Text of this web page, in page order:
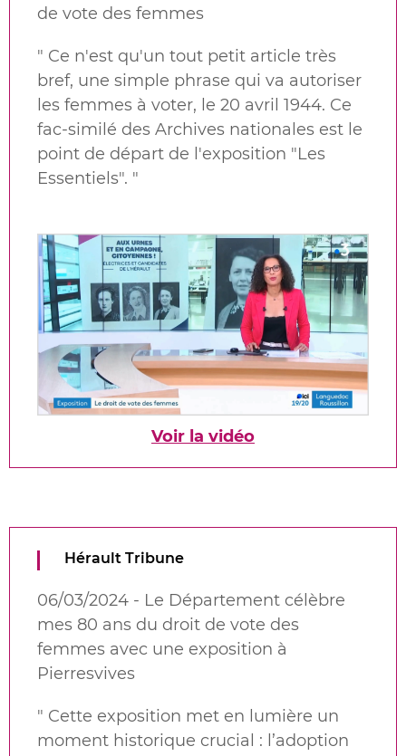
de vote des femmes
" Ce n'est qu'un tout petit article très
bref, une simple phrase qui va autoriser
les femmes à voter, le 20 avril 1944. Ce
fac-similé des Archives nationales est le
point de départ de l'exposition "Les
Essentiels". "
Voir la vidéo
Hérault Tribune
06/03/2024 - Le Département célèbre
mes 80 ans du droit de vote des
femmes avec une exposition à
Pierresvives
" Cette exposition met en lumière un
moment historique crucial : l’adoption